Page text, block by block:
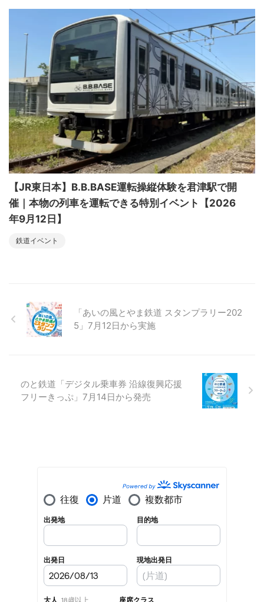
【JR東日本】B.B.BASE運転操縦体験を君津駅で開
催｜本物の列車を運転できる特別イベント【2026
年9月12日】
鉄道イベント
「あいの風とやま鉄道 スタンプラリー202
5」7月12日から実施
のと鉄道「デジタル乗車券 沿線復興応援
フリーきっぷ」7月14日から発売